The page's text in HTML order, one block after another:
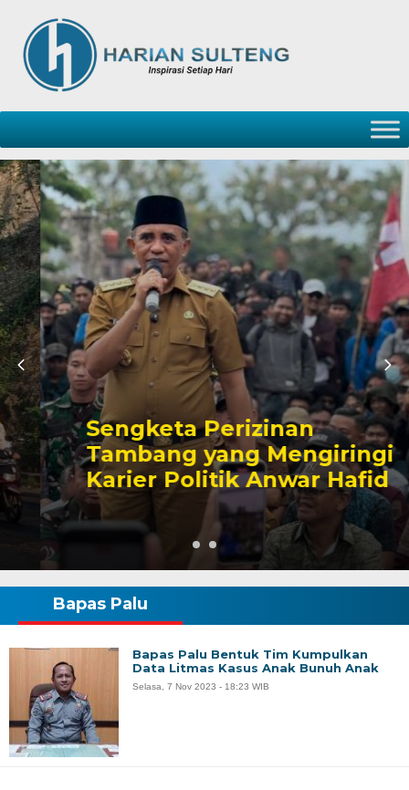
Sengketa Perizinan
Tambang yang Mengiringi
Karier Politik Anwar Hafid
Bapas Palu
Bapas Palu Bentuk Tim Kumpulkan
Data Litmas Kasus Anak Bunuh Anak
Selasa, 7 Nov 2023 - 18:23 WIB